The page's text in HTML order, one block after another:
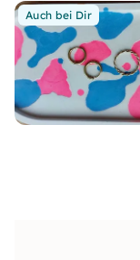
Auch bei Dir